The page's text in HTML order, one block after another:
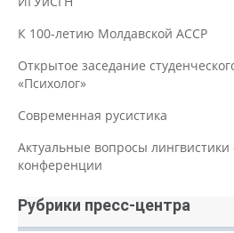
К 100-летию Молдавской АССР
Открытое заседание
«Психолог»
Современная русистика
Актуальные вопросы лингвистики
конференции
Рубрики пресс-центра